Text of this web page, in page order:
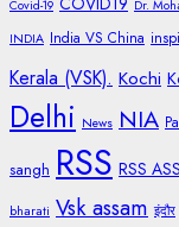
Covid-19 Dr.
INDIA India VS China
Kerala (VSK). Kochi
Delhi News NIA
sangh RSS RSS
bharati Vsk assam इंदौर